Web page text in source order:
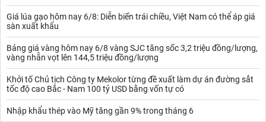
Giá lúa gạo hôm nay 6/8: Diễn biến trái chiều, Việt Nam có thể áp giá
sàn xuất khẩu
Bảng giá vàng hôm nay 6/8 vàng SJC tăng sốc 3,2 triệu đồng/lượng,
vàng nhẫn vọt lên 144,5 triệu đồng/lượng
Khởi tố Chủ tịch Công ty Mekolor từng đề xuất làm dự án đường sắt
tốc độ cao Bắc - Nam 100 tỷ USD bằng vốn tự có
Nhập khẩu thép vào Mỹ tăng gần 9% trong tháng 6